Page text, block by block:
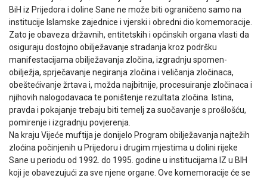
BiH iz Prijedora i doline Sane ne može biti ograničeno samo na
institucije Islamske zajednice i vjerski i obredni dio komemoracije.
Zato je obaveza državnih, entitetskih i općinskih organa vlasti da
osiguraju dostojno obilježavanje stradanja kroz podršku
manifestacijama obilježavanja zločina, izgradnju spomen-
obilježja, sprječavanje negiranja zločina i veličanja zločinaca,
obeštećivanje žrtava i, možda najbitnije, procesuiranje zločinaca i
njihovih nalogodavaca te poništenje rezultata zločina. Istina,
pravda i pokajanje trebaju biti temelj za suočavanje s prošlošću,
pomirenje i izgradnju povjerenja.
Na kraju Vijeće muftija je donijelo Program obilježavanja najtežih
zloćina počinjenih u Prijedoru i drugim mjestima u dolini rijeke
Sane u periodu od 1992. do 1995. godine u institucijama IZ u BIH
koji je obavezujući za sve njene organe. Ove komemoracije će se